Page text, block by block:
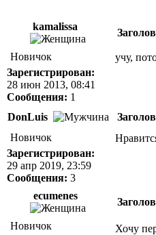
kamalissa
Новичок
Зарегистрирован:
28 июн 2013, 08:41
Сообщения: 1
учу,
DonLuis
Новичок
Зарегистрирован:
29 апр 2019, 23:59
Сообщения: 3
ecumenes
Новичок
Хочу